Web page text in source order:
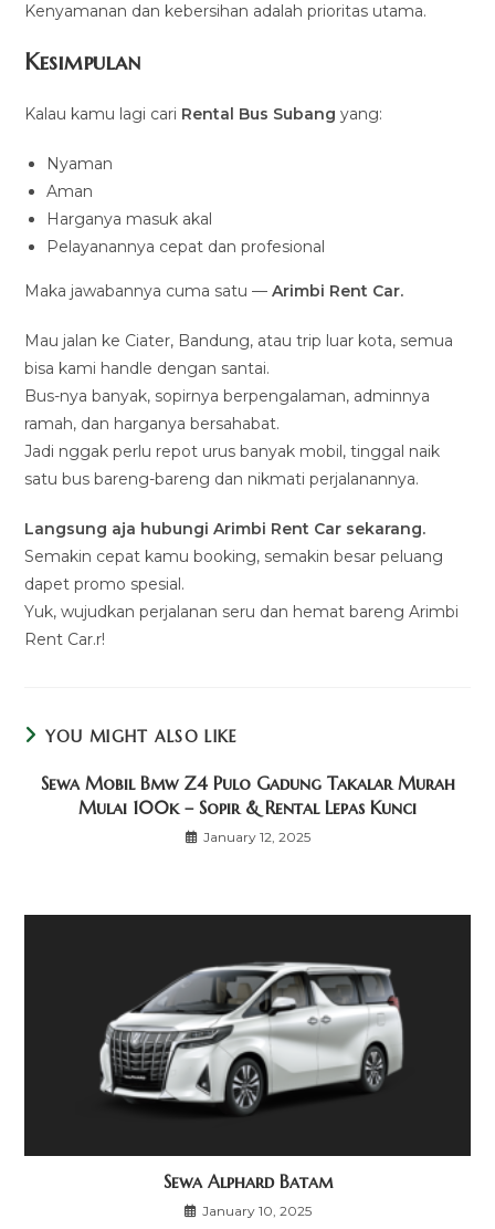
Kenyamanan dan kebersihan adalah prioritas utama.
Kesimpulan
Kalau kamu lagi cari Rental Bus Subang yang:
Nyaman
Aman
Harganya masuk akal
Pelayanannya cepat dan profesional
Maka jawabannya cuma satu —Arimbi Rent Car.
Mau jalan ke Ciater, Bandung, atau trip luar kota, semua
bisa kami handle dengan santai.
Bus-nya banyak, sopirnya berpengalaman, adminnya
ramah, dan harganya bersahabat.
Jadi nggak perlu repot urus banyak mobil, tinggal naik
satu bus bareng-bareng dan nikmati perjalanannya.
Langsung aja hubungi Arimbi Rent Car sekarang.
Semakin cepat kamu booking, semakin besar peluang
dapet promo spesial.
Yuk, wujudkan perjalanan seru dan hemat bareng Arimbi
Rent Car.r!
YOU MIGHT ALSO LIKE
Sewa Mobil Bmw Z4 Pulo Gadung Takalar Murah
Mulai 100k – Sopir & Rental Lepas Kunci
January 12, 2025
Sewa Alphard Batam
January 10, 2025